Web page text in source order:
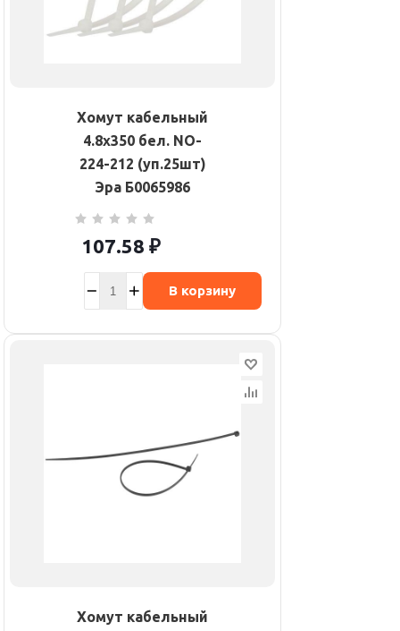
Хомут кабельный
4.8х350 бел. NO-
224-212 (уп.25шт)
Эра Б0065986
107.58 ₽
В корзину
Хомут кабельный